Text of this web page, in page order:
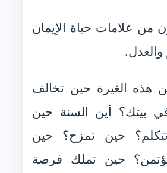
من علامات حياة الإيمان
والعدل.
هذه الغيرة حين تخالف
بيتك؟ أين السنة حين
حين تمزح؟ حين
حين تملك فرصة